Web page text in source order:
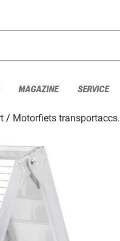
MAGAZINE SERVICE
Motorfiets transportaccs.